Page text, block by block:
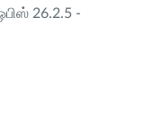
26.2.5 -